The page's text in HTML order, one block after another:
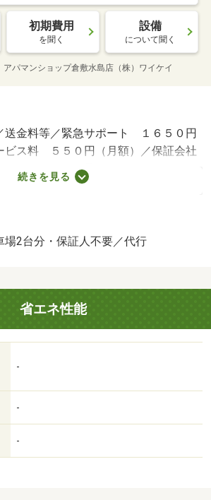
初期費用
を聞く
設備
について聞く
アパマンショップ倉敷水島店（株）ワイケイ
送金料等／緊急サポート １６５０円
ビス料 ５５０円（月額）／保証会社
額の５０％（最低２．５万円）・月
ト相談／駐２台可／［退去時費用 退
２ヶ月に加えて１匹：賃料＋３，０
＋４，０００円） 保証会社：あんし
ックス／追焚機能浴室／温水洗浄便座
場／礼金不要／敷金不要／対面式キッ
保証人不要／駐車２台可／敷地内ごみ
／自走式駐車場／全居室６畳以上／プ
礼金不要／保証会社利用可／くすりの
の他）まで２２５ｍ／ファミリーマー
ニシナ連島南店（スーパー）まで５８
島店（スーパー）まで１０３５ｍ／ホ
ン連島店（その他）まで１２２３ｍ/賃
続きを見る
場2台分・保証人不要／代行
省エネ性能
-
-
-